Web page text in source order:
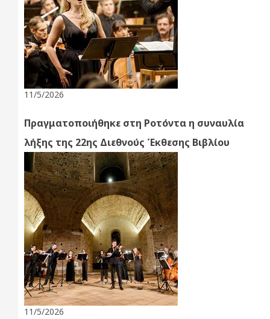
11/5/2026
Πραγματοποιήθηκε στη Ροτόντα η συναυλία
λήξης της 22ης Διεθνούς Έκθεσης Βιβλίου
11/5/2026